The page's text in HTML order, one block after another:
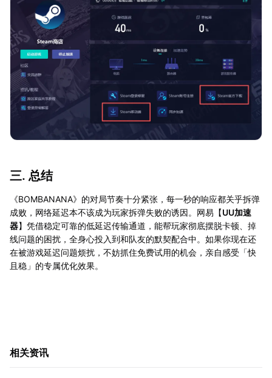
三. 总结
《BOMBANANA》的对局节奏十分紧张，每一秒的响应都关乎拆弹
成败，网络延迟本不该成为玩家拆弹失败的诱因。网易【UU加速
器】凭借稳定可靠的低延迟传输通道，能帮玩家彻底摆脱卡顿、掉
线问题的困扰，全身心投入到和队友的默契配合中。如果你现在还
在被游戏延迟问题烦扰，不妨抓住免费试用的机会，亲自感受「快
且稳」的专属优化效果。
相关资讯